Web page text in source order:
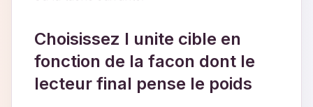
Choisissez l unite cible en
fonction de la facon dont le
lecteur final pense le poids